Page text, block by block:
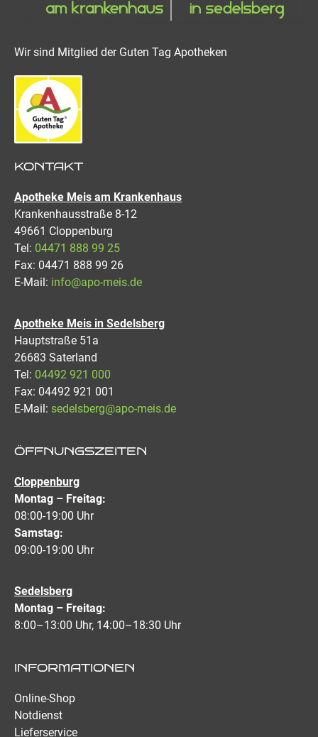
Wir sind Mitglied der Guten Tag Apotheken
KONTAKT
Apotheke Meis am Krankenhaus
Krankenhausstraße 8-12
49661 Cloppenburg
Tel: 04471 888 99 25
Fax: 04471 888 99 26
E-Mail: info@apo-meis.de
Apotheke Meis in Sedelsberg
Hauptstraße 51a
26683 Saterland
Tel: 04492 921 000
Fax: 04492 921 001
E-Mail: sedelsberg@apo-meis.de
ÖFFNUNGSZEITEN
Cloppenburg
Montag – Freitag:
08:00-19:00 Uhr
Samstag:
09:00-19:00 Uhr
Sedelsberg
Montag – Freitag:
8:00–13:00 Uhr, 14:00–18:30 Uhr
INFORMATIONEN
Online-Shop
Notdienst
Lieferservice